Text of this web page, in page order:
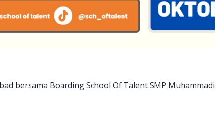
bersama Boarding School Of Talent SMP